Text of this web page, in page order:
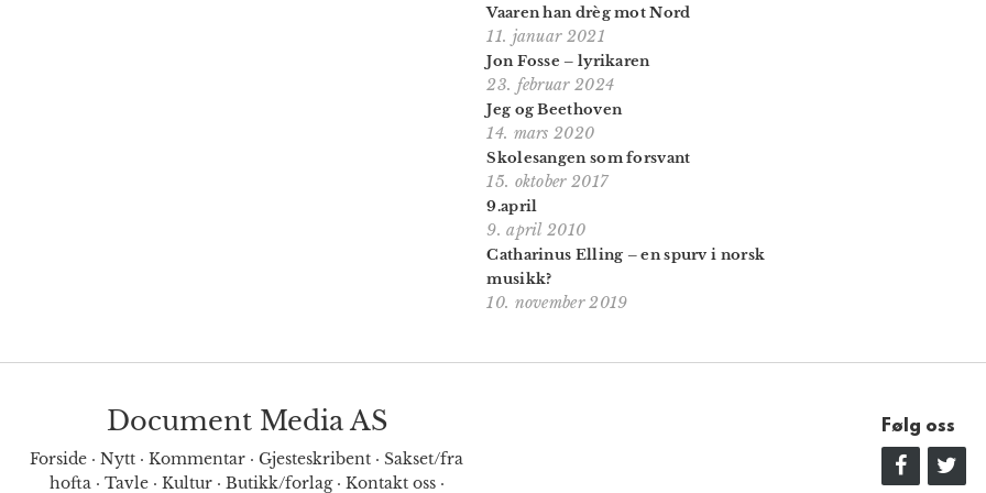
Vaaren han drèg mot Nord
11. januar 2021
Jon Fosse – lyrikaren
23. februar 2024
Jeg og Beethoven
14. mars 2020
Skolesangen som forsvant
15. oktober 2017
9.april
9. april 2010
Catharinus Elling – en spurv i norsk
musikk?
10. november 2019
Document Media AS
Forside · Nytt · Kommentar · Gjesteskribent · Sakset/fra
hofta· Tavle· Kultur· Butikk/forlag· Kontakt oss·
Følg oss